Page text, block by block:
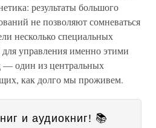
результаты большого
не позволяют сомневаться
несколько специальных
управления именно этими
— один из центральных
как долго мы проживем.
и аудиокниг! 📚